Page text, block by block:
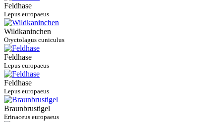
Feldhase
Lepus europaeus
Wildkaninchen
Oryctolagus cuniculus
Feldhase
Lepus europaeus
Feldhase
Lepus europaeus
Braunbrustigel
Erinaceus europaeus